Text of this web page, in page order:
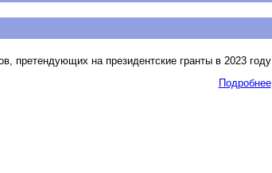
претендующих на президентские гранты в 2023 году
Подробнее